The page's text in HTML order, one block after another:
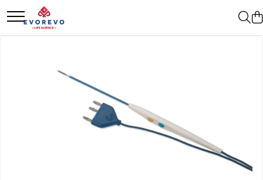
Medical
Concentratoare oxigen
Metrologie